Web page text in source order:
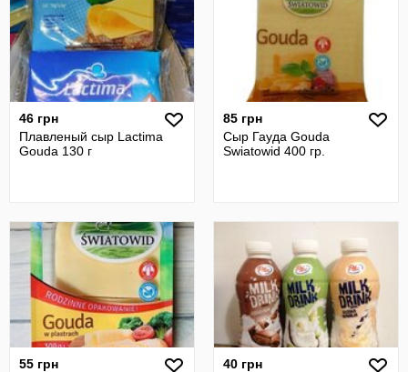
46 грн
Плавленый сыр Lactima
Gouda 130 г
85 грн
Сыр Гауда Gouda
Swiatowid 400 гр.
55 грн
40 грн